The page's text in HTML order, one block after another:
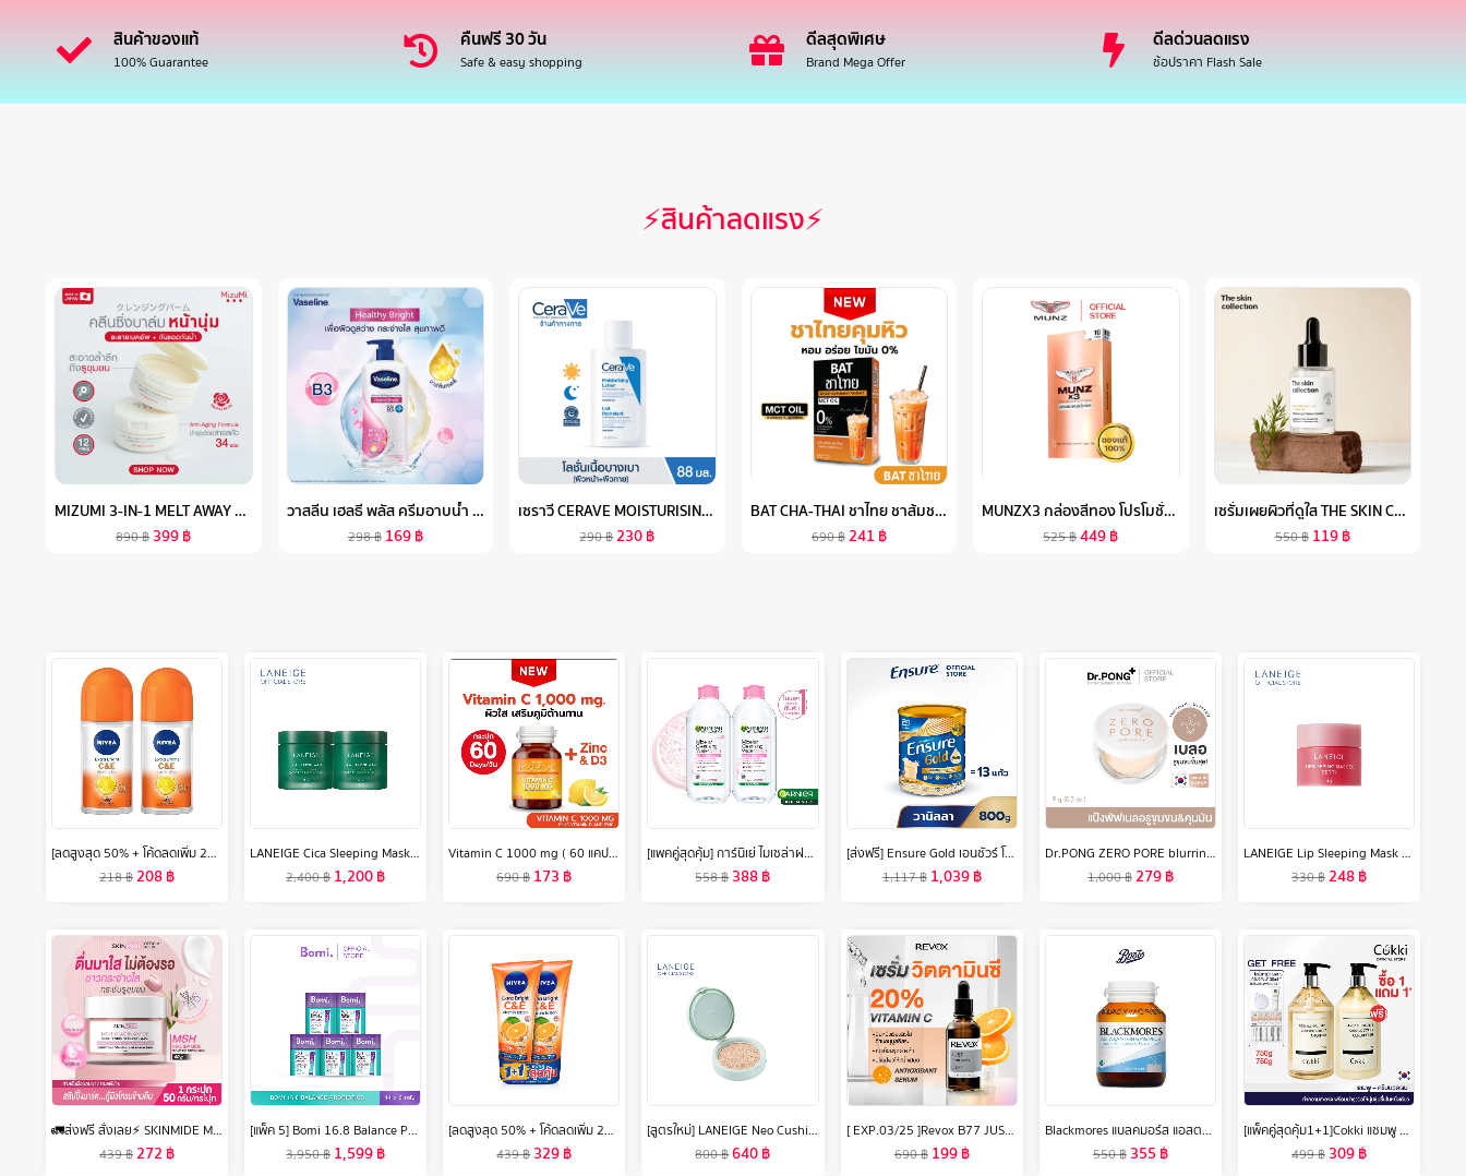
สินค้าของแท้
100% Guarantee
คืนฟรี 30 วัน
Safe & easy shopping
ดีลสุดพิเศษ
Brand Mega Offer
ดีลด่วนลดแรง
ช้อปราคา Flash Sale
⚡สินค้าลดแรง⚡
MIZUMI 3-IN-1 MELT AWAY CLEANSING BALM 60 ML คลีนซิ่งบาล์ม เนื้อเนียนนุ่ม ล้างเครื่องสำอางกันน้ำ อ่อนโยน พร้อมบำรุงผิว
890฿ 399฿
วาสลีน เฮลธี พลัส ครีมอาบน้ำ 400 มล. แพ็คคู่ VASELINE HEALTHY PLUS BODY WASH 400 ML. TWIN PACK ( สบู่ สบู่เหลว ครีมอาบน้ำ เจลอาบน้ำ SHOWER
298฿ 169฿
เซราวี CERAVE MOISTURISING LOTION โลชั่นบำรุงผิว ชุ่มชื้น เนื้อสัมผัสบางเบา 88ML
290฿230฿
BAT CHA-THAI ชาไทย ชาส้มชงผอม คุมหิว อิ่มนาน ควบคุมน้ำหนัก
690฿241 ฿
MUNZX3 กล่องสีทอง โปรโมชั่น1กล่องใหม่ (10 แคปซูล ) 1 กล่อง อาหารเสริมสำหรับผู้ชาย
525฿449฿
เซรั่มเผยผิวที่ดูใส THE SKIN COLLECTION SERUM NIACINAMIDE10% + NAG8% ขนาด 30ML
550฿ 119฿
[ลดสูงสุด 50% + โค้ดลดเพิ่ม 20%]นีเวีย เอ็กซ์ตร้า ไบรท์ ซีแอนด์อี โรลออน 50 มล. 2 ชิ้น NIVEA
218฿208฿
LANEIGE Cica Sleeping Mask 60ml (แพ็ค2ชิ้น) ลาเนจ ซิก้า สลีปปิ้ง มาส์ก มาส์กหน้าบำรุงผิว สูตรเฉพาะผิวแพ้ง่าย ผิวแข็งแรง
2,400฿ 1,200฿
Vitamin C 1000 mg ( 60 แคปซูล) Tomin™ วิตามินซี พลัส วิตามินดี ซิงก์ เสริมภูมิ แข็งแรง ลดป่วย ผิวดี
690฿ 173 ฿
[แพคคู่สุดคุ้ม] การ์นิเย่ ไมเซล่าฝาชมพู คลีนซิ่ง วอเตอร์ เซนซิทีฟ สกิน 400มล GARNIER MICELLAR CLEANSING WATER 400MLX2 ล้างเครื่องสำอาง
558฿388฿
[ส่งฟรี] Ensure Gold เอนชัวร์ โกลด์ กลิ่นวานิลลา 800g 1 กระป๋อง Ensure Gold Vanilla 800g x1
1,117฿ 1,039฿
Dr.PONG ZERO PORE blurring K-powder แป้งพัฟเบลอรูขุมขน MADE IN KOREA
1,000฿279฿
LANEIGE Lip Sleeping Mask Mini Berry 8g ลาเนจ ลิป สลีปปิ้ง มาส์ก มินิ กลิ่นเบอร์รี่ ลิปมันบำรุงปาก สีชมพู ลิปมัน เพิ่มความชุ่มชื้น ริมฝีปากนุ่ม เรียบเนียน
330฿248฿
🚛ส่งฟรี สั่งเลย⚡ SKINMIDE MSH NIACINAMIDE BRIGHTENING SLEEPING MASK 50g สลีปปิ้งมาส์ค กู้ผิวโกลว์ อมชมพู บูสต์ผิวใสชั่วข้ามคืน
439฿272฿
[แพ็ค 5] Bomi 16.8 Balance Probiotics (14 x 3g) โบมิ โพรไบโอติกส์ พร้อมทาน
3,950฿ 1,599฿
[ลดสูงสุด 50% + โค้ดลดเพิ่ม 20%]นีเวียเอ็กซ์ตร้า ไบรท์ ซี แอนด์ อีวิตามิน โลชั่น 320มล. 2 ชิ้น NIVEA
439฿ 329฿
[สูตรใหม่] LANEIGE Neo Cushion Matte Refill 15g. ลาเนจ นีโอคุชชั่น สูตรแมตต์ ปกปิดสูงสุดแต่บางเบา กันแดด กันแสงสีฟ้า ไม่ติดมาส์ก
800฿640฿
[ EXP.03/25 ]Revox B77 JUST VITAMIN C 20% ANTIOXIDANT SERUM 30 ml เซรั่มวิตซีเข้มข้น 20%เนื้อบางเบา ไม่ระคายผิว
690฿ 199฿
Blackmores แบลคมอร์ส แอสตาแซนธิน 6 มก. พลัส 30 แคปซูล
550฿ 355 ฿
[แพ็คคู่สุดคุ้ม1+1]Cokki แชมพู & ครีมนวด Shampoo & Hair Conditioner 750gx2 สูตรขจัดรังแค
499฿ 309฿